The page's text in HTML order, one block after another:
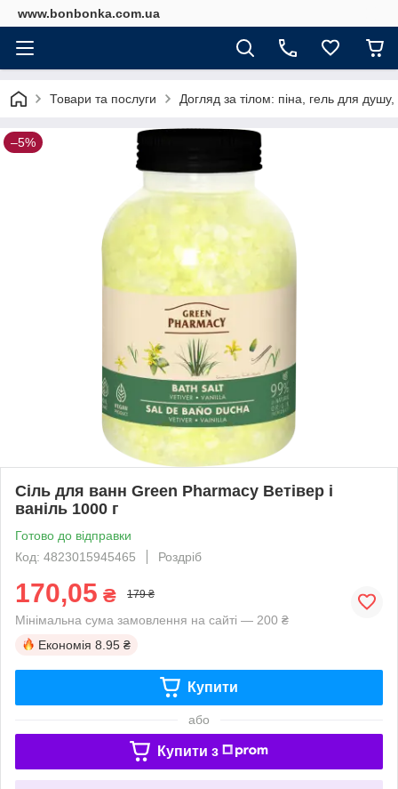
www.bonbonka.com.ua
Товари та послуги Догляд за тілом: піна, гель для
–5%
Сіль для ванн Green Pharmacy Ветівер і
ваніль 1000 г
Готово до відправки
Код: 4823015945465
Роздріб
170,05 ₴ 179 ₴
Мінімальна сума замовлення на сайті — 200 ₴
Економія 8.95 ₴
Купити
або
Купити з